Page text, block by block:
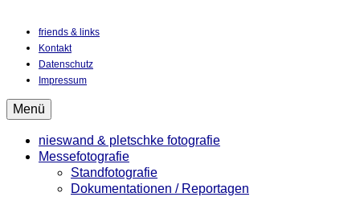
friends & links
Kontakt
Datenschutz
Impressum
Menü
nieswand & pletschke fotografie
Messefotografie
Standfotografie
Dokumentationen / Reportagen